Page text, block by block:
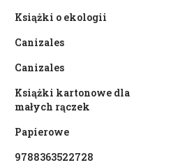
Książki o ekologii
Canizales
Canizales
Książki kartonowe dla
małych rączek
Papierowe
9788363522728